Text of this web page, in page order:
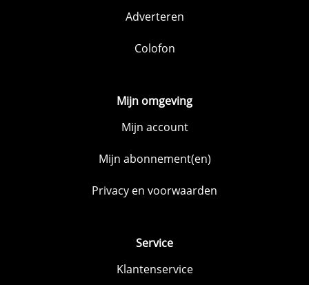
Adverteren
Colofon
Mijn omgeving
Mijn account
Mijn abonnement(en)
Privacy en voorwaarden
Service
Klantenservice